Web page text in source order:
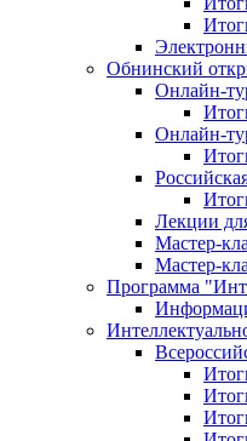
Обнинский
Онлайн-
Онлайн-
Лекции
Мастер-
Мастер-
Программа